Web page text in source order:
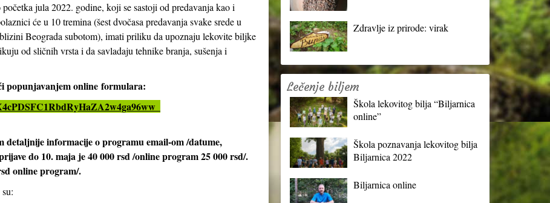
jula 2022. godine, koji se sastoji od predavanja kao i
će u 10 tremina (šest dvočasa predavanja svake srede u
Beograda subotom), imati priliku da upoznaju lekovite biljke
od sličnih vrsta i da savladaju tehnike branja, sušenja i
popunjavanjem online formulara:
informacije o programu email-om /datume,
do 10. maja je 40 000 rsd /online program 25 000 rsd/.
online program/.
Zdravlje iz prirode: virak
Lečenje biljem
Škola lekovitog bilja “Biljarnica
online”
Škola poznavanja lekovitog bilja
Biljarnica 2022
Biljarnica online